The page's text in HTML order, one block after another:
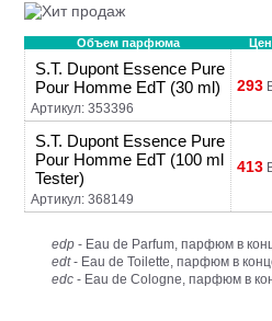
Объем парфюма
S.T. Dupont Essence Pure
Pour Homme EdT (30 ml)
Артикул: 353396
293
S.T. Dupont Essence Pure
Pour Homme EdT (100 ml
Tester)
Артикул: 368149
413
edp - Eau de Parfum, парфюм в
edt- Eau de Toilette, парфюм в
edc - Eau de Cologne, парфюм в